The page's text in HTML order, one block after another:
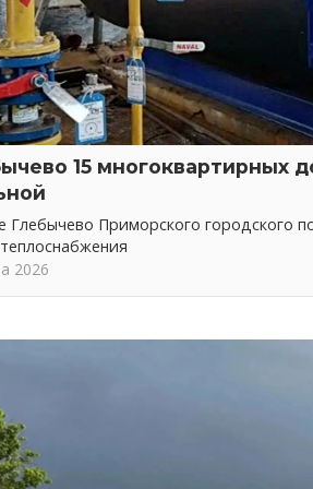
15 многоквартирных
Глебычево Приморского городского
2026